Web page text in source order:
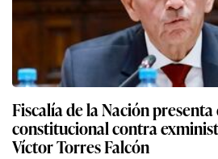
Fiscalía de la Nación
constitucional contra
Víctor Torres Falcón